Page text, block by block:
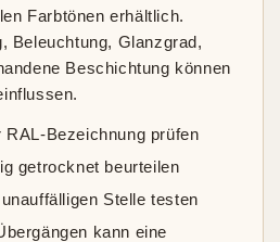
Farbtönen erhältlich.
Beleuchtung, Glanzgrad,
Beschichtung können
RAL-Bezeichnung prüfen
getrocknet beurteilen
Stelle testen
kann eine